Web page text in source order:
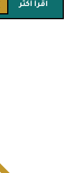
اقرأ أكثر